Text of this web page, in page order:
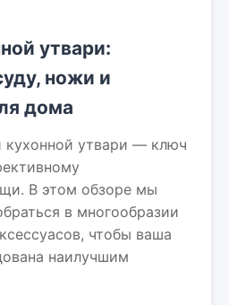
утвари:
ножи и
дома
кухонной утвари — ключ
В этом обзоре мы
в многообразии
чтобы ваша
наилучшим